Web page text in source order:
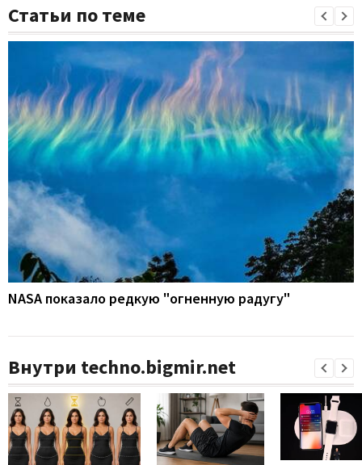
Статьи по теме
NASA показало редкую "огненную радугу"
Внутри techno.bigmir.net